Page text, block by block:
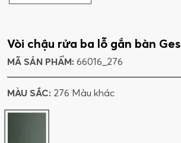
Vòi chậu rửa ba lỗ gắn bàn
MÃ SẢN PHẨM: 66016_276
MÀU SẮC: 276 Màu khác